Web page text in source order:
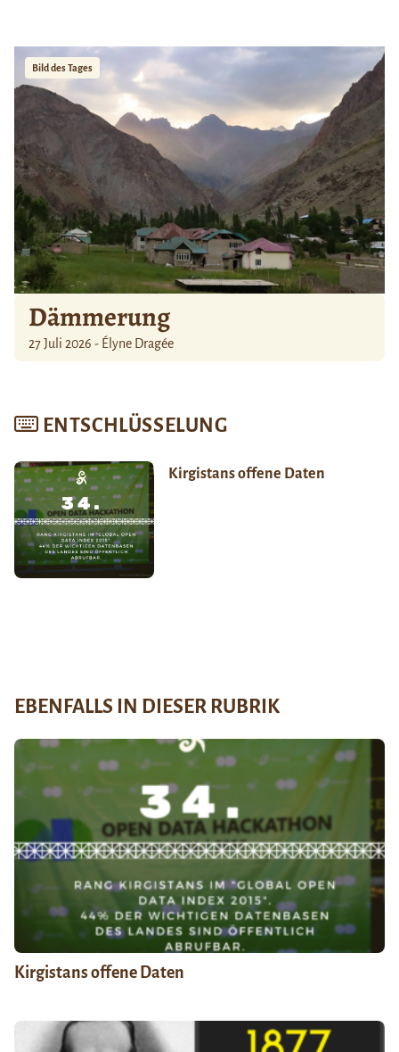
Bild des Tages
Dämmerung
27 Juli 2026 - Élyne Dragée
ENTSCHLÜSSELUNG
Kirgistans offene Daten
EBENFALLS IN DIESER RUBRIK
Kirgistans offene Daten